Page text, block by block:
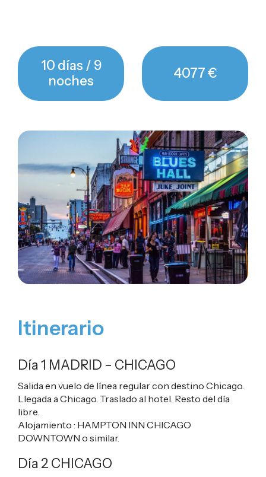
10 días / 9
noches
4077 €
Itinerario
Día 1 MADRID – CHICAGO
Salida en vuelo de línea regular con destino Chicago.
Llegada a Chicago. Traslado al hotel. Resto del día
libre.
Alojamiento : HAMPTON INN CHICAGO
DOWNTOWN o similar.
Día 2 CHICAGO